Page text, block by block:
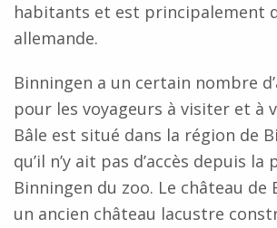
habitants et est principalement
allemande.
Binningen a un certain nombre
pour les voyageurs à visiter et à
Bâle est situé dans la région de
qu’il n’y ait pas d’accès depuis la
Binningen du zoo. Le château de
un ancien château lacustre